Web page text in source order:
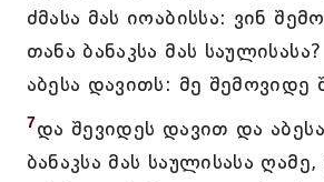
ძმასა მას იოაბისსა: ვინ
თანა ბანაკსა მას
აბესა დავითს: მე შემოვიდე
7და შევიდეს დავით და
ბანაკსა მას საულისასა